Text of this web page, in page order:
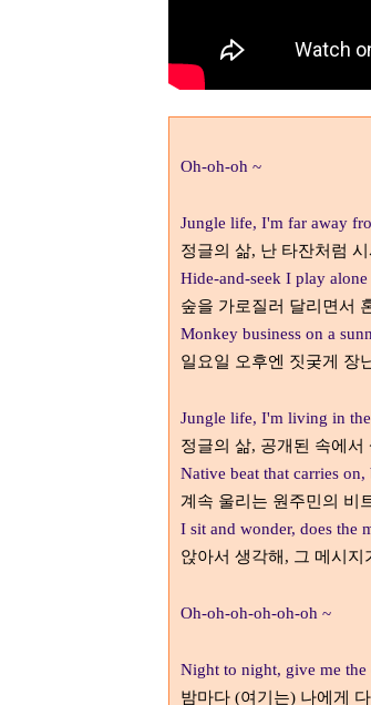
Oh-oh-oh ~
Jungle life, I'm far away
정글의 삶, 난 타잔처럼
Hide-and-seek I play
숲을 가로질러 달리면서
Monkey business on a
일요일 오후엔 짓궂게 장
Jungle life, I'm living in
정글의 삶, 공개된 속에서
Native beat that carries
계속 울리는 원주민의 비
I sit and wonder, does the
앉아서 생각해, 그 메시지
Oh-oh-oh-oh-oh-oh ~
Night to night, give me the
밤마다 (여기는) 나에게